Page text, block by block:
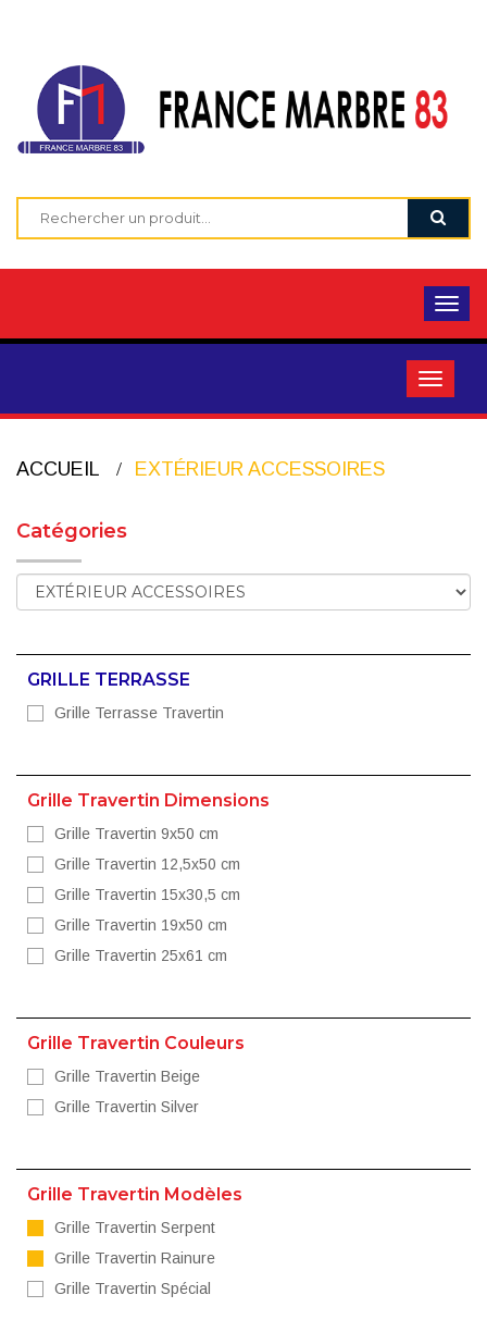
ACCUEIL EXTÉRIEUR ACCESSOIRES
Catégories
GRILLE TERRASSE
Grille Terrasse Travertin
Grille Travertin Dimensions
Grille Travertin 9x50 cm
Grille Travertin 12,5x50 cm
Grille Travertin 15x30,5 cm
Grille Travertin 19x50 cm
Grille Travertin 25x61 cm
Grille Travertin Couleurs
Grille Travertin Beige
Grille Travertin Silver
Grille Travertin Modèles
Grille Travertin Serpent
Grille Travertin Rainure
Grille Travertin Spécial